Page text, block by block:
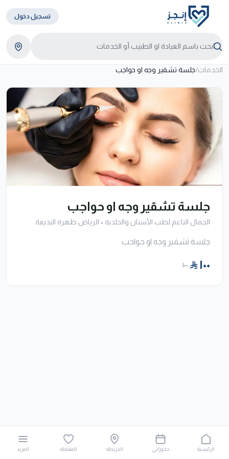
تسجيل دخول
الخدمات/جلسة تشقير وجه او حواجب
جلسة تشقير وجه او حواجب
الجمال الناعم لطب الأسنان والجلدية • الرياض ظهرة البديعة
جلسة تشقير وجه او حواجب
١٠٠ ١٠٠
الرئيسية حجوزاتي الخريطة المفضلة المزيد